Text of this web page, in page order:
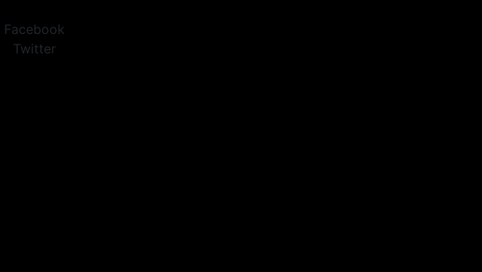
Facebook
Twitter